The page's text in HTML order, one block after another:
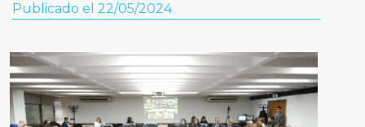
Publicado el 22/05/2024